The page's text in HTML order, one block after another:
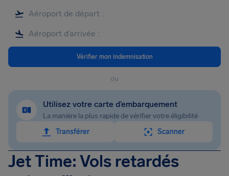
Vérifier mon indemnisation
ou
Utilisez votre carte d’embarquement
La manière la plus rapide de vérifier votre éligibilité
Transférer
Scanner
Jet Time: Vols retardés